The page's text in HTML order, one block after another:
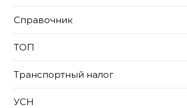
Справочник
ТОП
Транспортный налог
УСН